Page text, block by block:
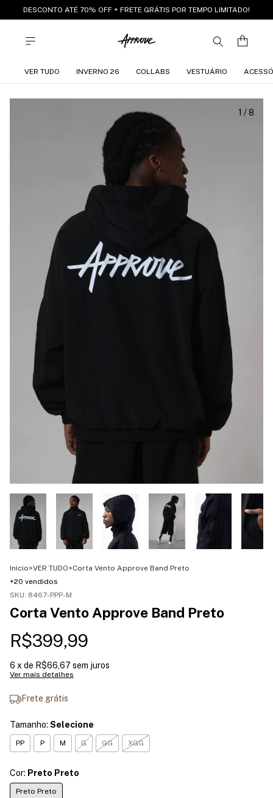
DESCONTO ATÉ 70% OFF + FRETE GRÁTIS POR TEMPO LIMITADO!
VER TUDO INVERNO 26 COLLABS VESTUÁRIO
1 /8
Início>VER TUDO>Corta Vento Approve Band Preto
+20 vendidos
SKU: 8467-PPP-M
Corta Vento Approve Band Preto
R$399,99
6 x de R$66,67 sem juros
Ver mais detalhes
Frete grátis
Tamanho: Selecione
PP P M G GG XGG
Cor: Preto Preto
Preto Preto